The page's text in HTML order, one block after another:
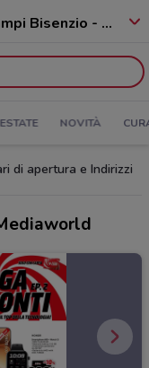
Campi Bisenzio - 50013
ESTATE NOVITÀ
di apertura e Indirizzi